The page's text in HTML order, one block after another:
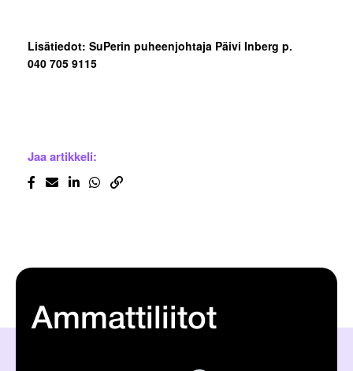
Lisätiedot: SuPerin puheenjohtaja Päivi Inberg p.
040 705 9115
Jaa artikkeli:
Ammattiliitot